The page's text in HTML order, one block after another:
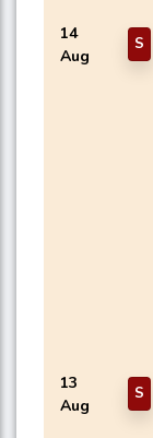
14
Aug
S
13
Aug
S